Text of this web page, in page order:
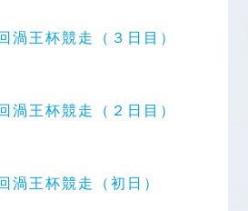
渦王杯競走（３日目）
渦王杯競走（２日目）
渦王杯競走（初日）